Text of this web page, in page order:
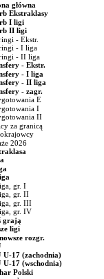
główna
Ekstraklasy
I ligi
II ligi
- Ekstr.
- I liga
- II liga
- Ekstr.
- I liga
- II liga
- zagr.
E
I
II
za granicą
2026
gr. I
gr. II
gr. III
gr. IV
grają
ligi
rozgr.
U-17 (zachodnia)
U-17 (wschodnia)
Polski